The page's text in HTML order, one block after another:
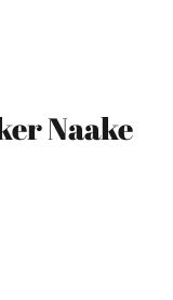
Naake